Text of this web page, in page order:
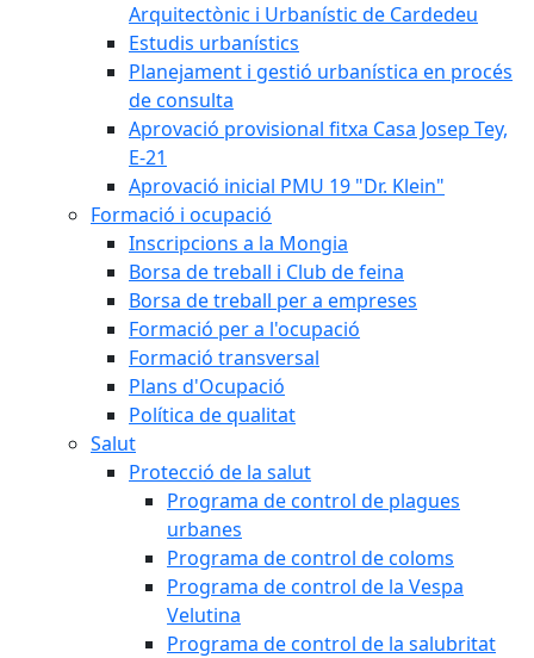
Arquitectònic i Urbanístic de Cardedeu
Estudis urbanístics
Planejament i gestió urbanística en procés
de consulta
Aprovació provisional fitxa Casa Josep Tey,
E-21
Aprovació inicial PMU 19 "Dr. Klein"
Formació i ocupació
Inscripcions a la Mongia
Borsa de treball i Club de feina
Borsa de treball per a empreses
Formació per a l'ocupació
Formació transversal
Plans d'Ocupació
Política de qualitat
Salut
Protecció de la salut
Programa de control de plagues
urbanes
Programa de control de coloms
Programa de control de la Vespa
Velutina
Programa de control de la salubritat